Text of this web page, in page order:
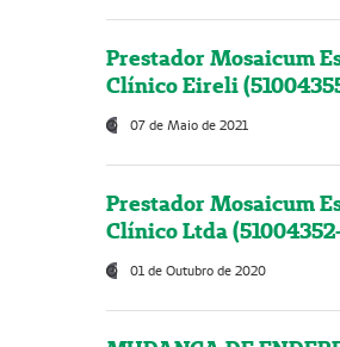
Prestador Mosaicum
Clínico Eireli
07 de Maio de 2021
Prestador Mosaicum
Clínico Ltda
01 de Outubro de 2020